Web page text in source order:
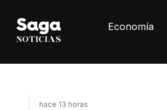
Economía
hace 17 horas